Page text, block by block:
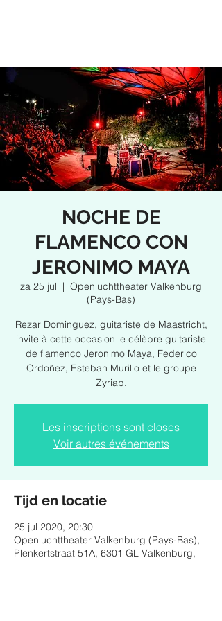
NOCHE DE
FLAMENCO CON
JERONIMO MAYA
za 25 jul
  |
Openluchttheater Valkenburg
(Pays-Bas)
Rezar Dominguez, guitariste de Maastricht,
invite à cette occasion le célèbre guitariste
de flamenco Jeronimo Maya, Federico
Ordoñez, Esteban Murillo et le groupe
Zyriab.
Les inscriptions sont closes
Voir autres événements
Tijd en locatie
25 jul 2020, 20:30
Openluchttheater Valkenburg (Pays-Bas),
Plenkertstraat 51A, 6301 GL Valkenburg,